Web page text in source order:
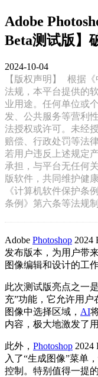
Adobe
Beta测试版】
2024-10-04
【版权声明】
根据《
法规，本平台提供的
业用途。任何单位或
发、公共服务等营利
法授权或许可。未经
赔偿、行政处罚等法
若用户违反上述规定
承担，与平台无任何
版软件，共同维护健
《计算机软件保护条
条例》第六条等法规
Adobe Photoshop 2024
发布版本，为用户
图像编辑和设计的工作流
此次测试版亮点之一
充”功能，它允许
图像中选择区域， AI
内容，极大地激发了用
此外， Photoshop 2024
入了“生成图像”菜单
控制。特别值得一提的